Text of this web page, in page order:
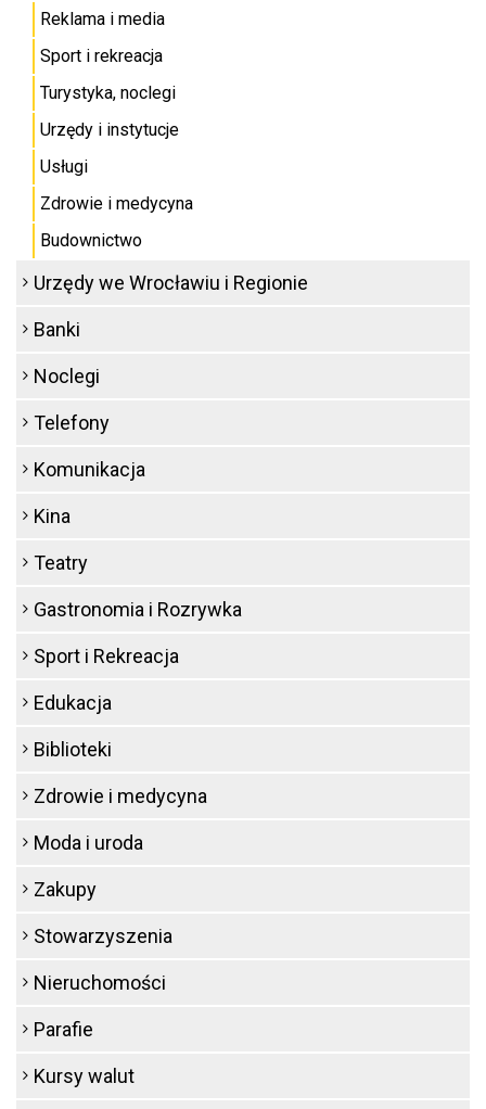
Reklama i media
Sport i rekreacja
Turystyka, noclegi
Urzędy i instytucje
Usługi
Zdrowie i medycyna
Budownictwo
Urzędy we Wrocławiu i Regionie
Banki
Noclegi
Telefony
Komunikacja
Kina
Teatry
Gastronomia i Rozrywka
Sport i Rekreacja
Edukacja
Biblioteki
Zdrowie i medycyna
Moda i uroda
Zakupy
Stowarzyszenia
Nieruchomości
Parafie
Kursy walut